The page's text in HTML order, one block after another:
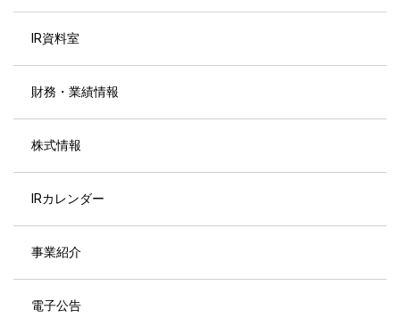
IR資料室
財務・業績情報
株式情報
IRカレンダー
事業紹介
電子公告